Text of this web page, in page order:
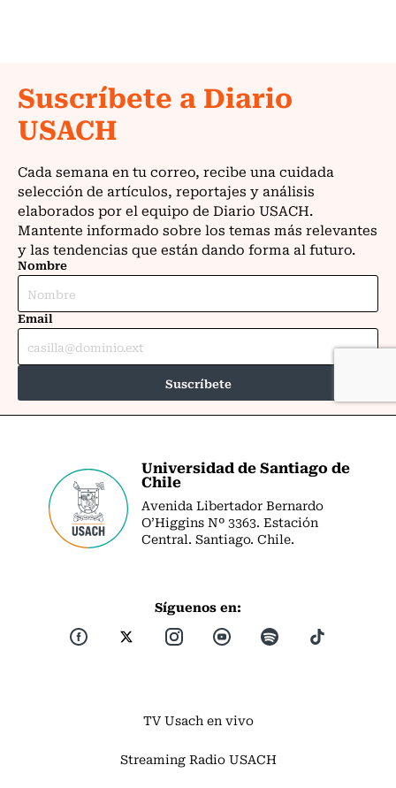
Universidad de Santiago de
Chile
Avenida Libertador Bernardo
O’Higgins Nº 3363. Estación
Central. Santiago. Chile.
Síguenos en:
TV Usach en vivo
Streaming Radio USACH